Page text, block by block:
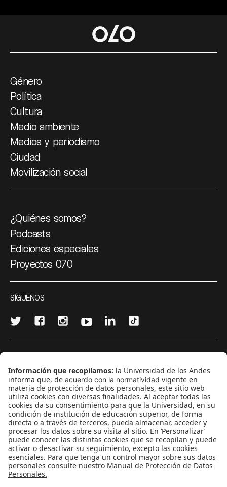
Género
Política
Cultura
Medio ambiente
Medios y periodismo
Ciudad
Movilización social
¿Quiénes somos?
Podcasts
Ediciones especiales
Proyectos 070
SÍGUENOS
CONTÁCTANOS
cerosetenta@uniandes.edu.co
BOGOTÁ, COLOMBIA
NEWSLETTER